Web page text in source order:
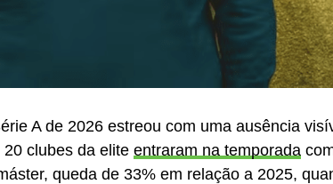
A de 2026 estreou com uma ausência
clubes da elite entraram na temporada
queda de 33% em relação a 2025,